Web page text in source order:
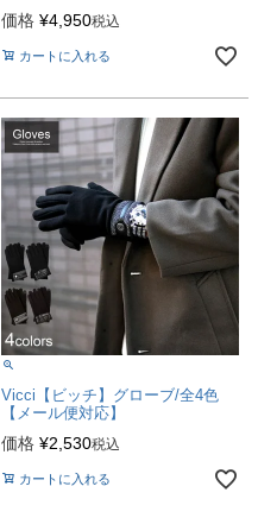
価格 ¥4,950税込
カートに入れる
Vicci【ビッチ】グローブ/全4色
【メール便対応】
価格 ¥2,530税込
カートに入れる